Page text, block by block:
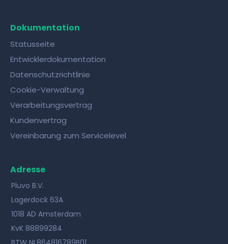
Dokumentation
Statusseite
Entwicklerdokumentation
Datenschutzrichtlinie
Cookie-Verwaltung
Verarbeitungsvertrag
Kundenvertrag
Vereinbarung zum Servicelevel
Adresse
Pluvo B.V.
Lagerdock 63A
1018 AD Amsterdam
KvK 88899284